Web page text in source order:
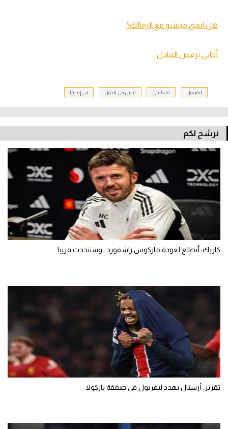
هل اتفق ميتشو مع الزمالك؟
أجايي يرفض التبادل
ليفربول تشيلسي تحليل في الجول في إنجلترا
نرشح لكم
كاريك: أتطلع لعودة ماركوس راشفورد.. وسنتحدث قريبا
تقرير: أرسنال يهدد ليفربول في صفقة باركولا